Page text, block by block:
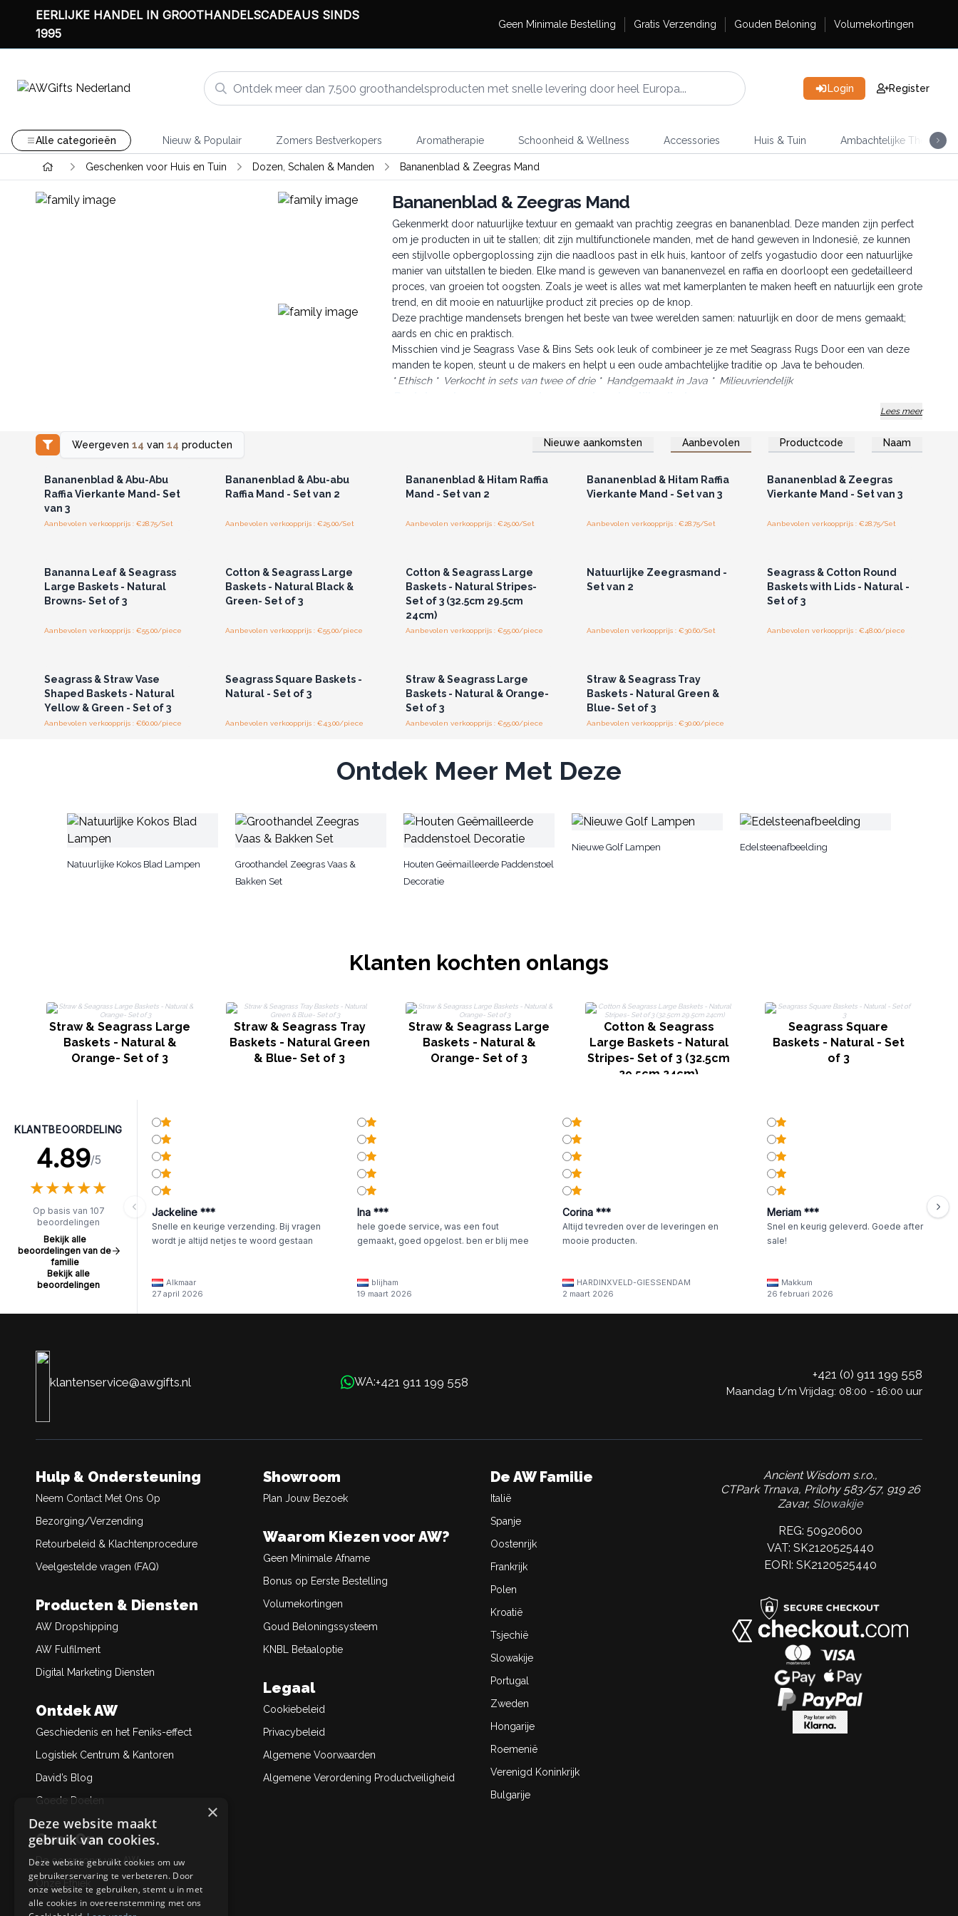
EERLIJKE HANDEL IN GROOTHANDELSCADEAUS SINDS
1995
Geen Minimale Bestelling Gratis Verzending Gouden Beloning Volumekortingen
Login Register
Alle categorieën Nieuw & Populair Zomers Bestverkopers Aromatherapie Schoonheid & Wellness Accessories Huis & Tuin Ambachtelijke Thee
Geschenken voor Huis en Tuin Dozen, Schalen & Manden Bananenblad & Zeegras Mand
Bananenblad & Zeegras Mand
Gekenmerkt door natuurlijke textuur en gemaakt van prachtig zeegras en bananenblad. Deze manden zijn perfect
om je producten in uit te stallen; dit zijn multifunctionele manden, met de hand geweven in Indonesië, ze kunnen
een stijlvolle opbergoplossing zijn die naadloos past in elk huis, kantoor of zelfs yogastudio door een natuurlijke
manier van uitstallen te bieden. Elke mand is geweven van bananenvezel en raffia en doorloopt een gedetailleerd
proces, van groeien tot oogsten. Zoals je weet is alles wat met kamerplanten te maken heeft en natuurlijk een grote
trend, en dit mooie en natuurlijke product zit precies op de knop.
Deze prachtige mandensets brengen het beste van twee werelden samen: natuurlijk en door de mens gemaakt;
aards en chic en praktisch.
Misschien vind je Seagrass Vase & Bins Sets ook leuk of combineer je ze met Seagrass Rugs Door een van deze
manden te kopen, steunt u de makers en helpt u een oude ambachtelijke traditie op Java te behouden.
* Ethisch * Verkocht in sets van twee of drie * Handgemaakt in Java * Milieuvriendelijk
Lees meer
Weergeven 14 van 14 producten Nieuwe aankomsten Aanbevolen Productcode Naam
Log in of registreer u voor
groothandelsprijzen.
Bananenblad & Abu-Abu
Raffia Vierkante Mand- Set
van 3
Aanbevolen verkoopprijs : €28.75/Set
Bananenblad & Abu-abu
Raffia Mand - Set van 2
Aanbevolen verkoopprijs : €25.00/Set
Bananenblad & Hitam Raffia
Mand - Set van 2
Aanbevolen verkoopprijs : €25.00/Set
Log in of registreer u voor
groothandelsprijzen.
Bananenblad & Hitam Raffia
Vierkante Mand - Set van 3
Aanbevolen verkoopprijs : €28.75/Set
Log in of registreer u voor
groothandelsprijzen.
Bananenblad & Zeegras
Vierkante Mand - Set van 3
Aanbevolen verkoopprijs : €28.75/Set
Bananna Leaf & Seagrass
Large Baskets - Natural
Browns- Set of 3
Aanbevolen verkoopprijs : €55.00/piece
Cotton & Seagrass Large
Baskets - Natural Black &
Green- Set of 3
Aanbevolen verkoopprijs : €55.00/piece
Cotton & Seagrass Large
Baskets - Natural Stripes-
Set of 3 (32.5cm 29.5cm
24cm)
Aanbevolen verkoopprijs : €55.00/piece
Natuurlijke Zeegrasmand -
Set van 2
Aanbevolen verkoopprijs : €30.60/Set
Seagrass & Cotton Round
Baskets with Lids - Natural -
Set of 3
Aanbevolen verkoopprijs : €48.00/piece
Seagrass & Straw Vase
Shaped Baskets - Natural
Yellow & Green - Set of 3
Aanbevolen verkoopprijs : €60.00/piece
Seagrass Square Baskets -
Natural - Set of 3
Aanbevolen verkoopprijs : €43.00/piece
Straw & Seagrass Large
Baskets - Natural & Orange-
Set of 3
Aanbevolen verkoopprijs : €55.00/piece
Straw & Seagrass Tray
Baskets - Natural Green &
Blue- Set of 3
Aanbevolen verkoopprijs : €30.00/piece
Ontdek Meer Met Deze
Natuurlijke Kokos Blad Lampen
Groothandel Zeegras Vaas &
Bakken Set
Houten Geëmailleerde Paddenstoel
Decoratie
Nieuwe Golf Lampen Edelsteenafbeelding
Klanten kochten onlangs
Straw & Seagrass Large
Baskets - Natural &
Orange- Set of 3
Straw & Seagrass Tray
Baskets - Natural Green
& Blue- Set of 3
Straw & Seagrass Large
Baskets - Natural &
Orange- Set of 3
Cotton & Seagrass
Large Baskets - Natural
Stripes- Set of 3 (32.5cm
29.5cm 24cm)
Seagrass Square
Baskets - Natural - Set
of 3
KLANTBEOORDELING
4.89/5
★★★★★
★★★★★
Op basis van 107
beoordelingen
Bekijk alle
beoordelingen van de
familie
Bekijk alle
beoordelingen
Jackeline ***
Snelle en keurige verzending. Bij vragen
wordt je altijd netjes te woord gestaan
Alkmaar
27 april 2026
Ina ***
hele goede service, was een fout
gemaakt, goed opgelost. ben er blij mee
blijham
19 maart 2026
Corina ***
Altijd tevreden over de leveringen en
mooie producten.
HARDINXVELD-GIESSENDAM
2 maart 2026
Meriam ***
Snel en keurig geleverd. Goede after
sale!
Makkum
26 februari 2026
klantenservice@awgifts.nl WA:+421 911 199 558
+421 (0) 911 199 558
Maandag t/m Vrijdag: 08:00 - 16:00 uur
Hulp & Ondersteuning
Neem Contact Met Ons Op
Bezorging/Verzending
Retourbeleid & Klachtenprocedure
Veelgestelde vragen (FAQ)
Producten & Diensten
AW Dropshipping
AW Fulfilment
Digital Marketing Diensten
Ontdek AW
Geschiedenis en het Feniks-effect
Logistiek Centrum & Kantoren
David’s Blog
Goede Doelen
Over Ons
De oorsprong van AW
Showroom
Plan Jouw Bezoek
Waarom Kiezen voor AW?
Geen Minimale Afname
Bonus op Eerste Bestelling
Volumekortingen
Goud Beloningssysteem
KNBL Betaaloptie
Legaal
Cookiebeleid
Privacybeleid
Algemene Voorwaarden
Algemene Verordening Productveiligheid
De AW Familie
Italië
Spanje
Oostenrijk
Frankrijk
Polen
Kroatië
Tsjechië
Slowakije
Portugal
Zweden
Hongarije
Roemenië
Verenigd Koninkrijk
Bulgarije
Ancient Wisdom s.r.o.,
CTPark Trnava, Prílohy 583/57, 919 26
Zavar, Slowakije
REG: 50920600
VAT: SK2120525440
EORI: SK2120525440
×
Deze website maakt
gebruik van cookies.
Deze website gebruikt cookies om uw
gebruikerservaring te verbeteren. Door
onze website te gebruiken, stemt u in met
alle cookies in overeenstemming met ons